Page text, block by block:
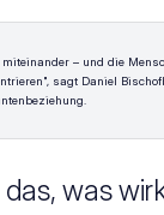
miteinander – und die
sagt Daniel
was